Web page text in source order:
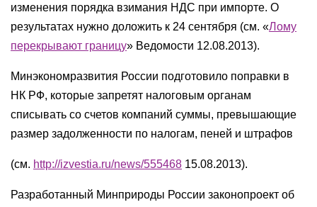
изменения порядка взимания НДС при импорте. О
результатах нужно доложить к 24 сентября (см. «Лому
перекрывают границу» Ведомости 12.08.2013).
Минэкономразвития России подготовило поправки в
НК РФ, которые запретят налоговым органам
списывать со счетов компаний суммы, превышающие
размер задолженности по налогам, пеней и штрафов
(см. http://izvestia.ru/news/555468 15.08.2013).
Разработанный Минприроды России законопроект об